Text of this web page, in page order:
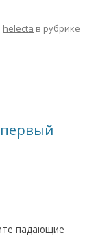
helecta в рубрике
падающие